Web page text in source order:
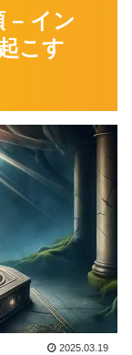
– イン
こす
2025.03.19